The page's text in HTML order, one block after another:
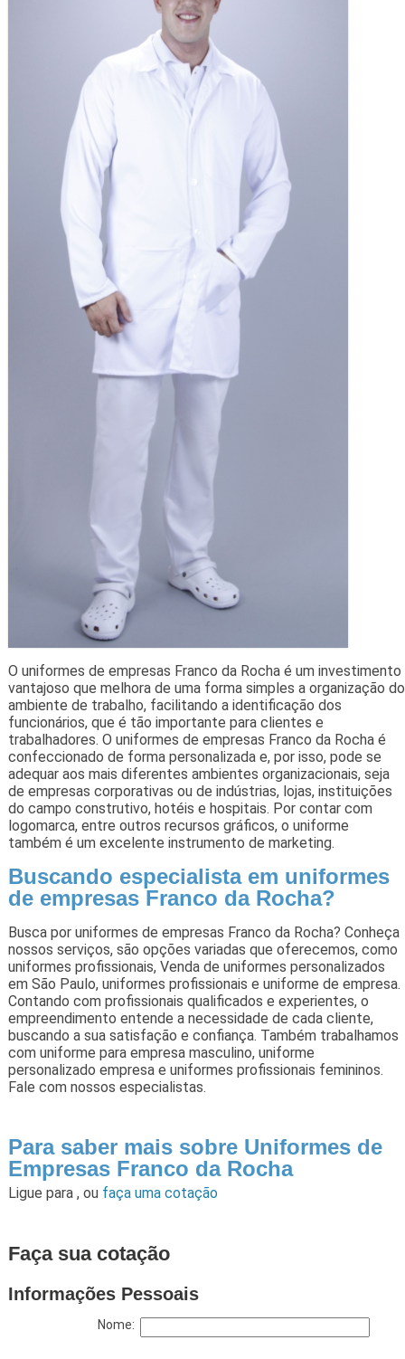
O uniformes de empresas Franco da Rocha é um investimento
vantajoso que melhora de uma forma simples a organização do
ambiente de trabalho, facilitando a identificação dos
funcionários, que é tão importante para clientes e
trabalhadores. O uniformes de empresas Franco da Rocha é
confeccionado de forma personalizada e, por isso, pode se
adequar aos mais diferentes ambientes organizacionais, seja
de empresas corporativas ou de indústrias, lojas, instituições
do campo construtivo, hotéis e hospitais. Por contar com
logomarca, entre outros recursos gráficos, o uniforme
também é um excelente instrumento de marketing.
Buscando especialista em uniformes
de empresas Franco da Rocha?
Busca por uniformes de empresas Franco da Rocha? Conheça
nossos serviços, são opções variadas que oferecemos, como
uniformes profissionais, Venda de uniformes personalizados
em São Paulo, uniformes profissionais e uniforme de empresa.
Contando com profissionais qualificados e experientes, o
empreendimento entende a necessidade de cada cliente,
buscando a sua satisfação e confiança. Também trabalhamos
com uniforme para empresa masculino, uniforme
personalizado empresa e uniformes profissionais femininos.
Fale com nossos especialistas.
Para saber mais sobre Uniformes de
Empresas Franco da Rocha
Ligue para , ou faça uma cotação
Faça sua cotação
Informações Pessoais
Nome: